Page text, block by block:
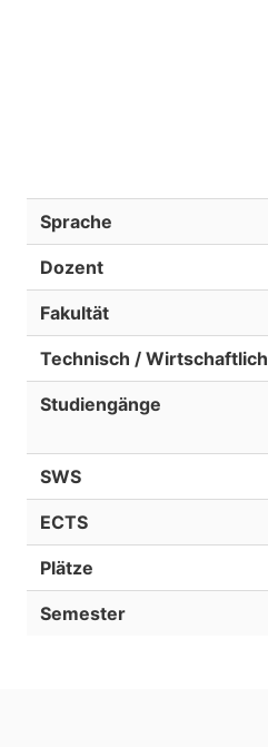
Sprache
Dozent
Fakultät
Technisch / Wirtschaftlich
Studiengänge
SWS
ECTS
Plätze
Semester